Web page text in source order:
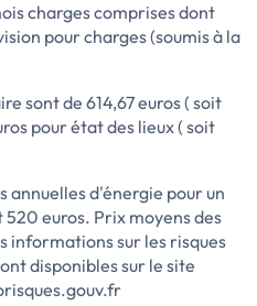
charges comprises dont
pour charges (soumis à la
sont de 614,67 euros ( soit
pour état des lieux ( soit
annuelles d'énergie pour un
euros. Prix moyens des
informations sur les risques
disponibles sur le site